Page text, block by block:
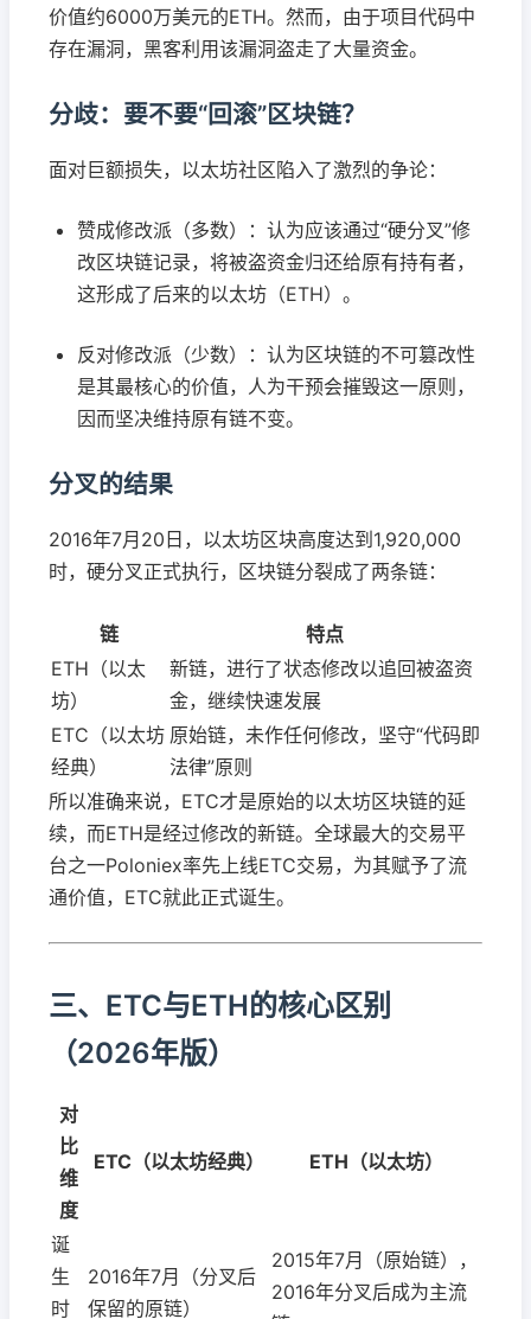
价值约6000万美元的ETH。然而，由于项目代码中
存在漏洞，黑客利用该漏洞盗走了大量资金。
分歧：要不要“回滚”区块链？
面对巨额损失，以太坊社区陷入了激烈的争论：
赞成修改派（多数）：认为应该通过“硬分叉”修
改区块链记录，将被盗资金归还给原有持有者，
这形成了后来的以太坊（ETH）。
反对修改派（少数）：认为区块链的不可篡改性
是其最核心的价值，人为干预会摧毁这一原则，
因而坚决维持原有链不变。
分叉的结果
2016年7月20日，以太坊区块高度达到1,920,000
时，硬分叉正式执行，区块链分裂成了两条链：
链
特点
ETH（以太
坊）
新链，进行了状态修改以追回被盗资
金，继续快速发展
ETC（以太坊
经典）
原始链，未作任何修改，坚守“代码即
法律”原则
所以准确来说，ETC才是原始的以太坊区块链的延
续，而ETH是经过修改的新链。全球最大的交易平
台之一Poloniex率先上线ETC交易，为其赋予了流
通价值，ETC就此正式诞生。
三、ETC与ETH的核心区别
（2026年版）
对
比
维
度
ETC（以太坊经典） ETH（以太坊）
诞
生
时
2016年7月（分叉后
保留的原链）
2015年7月（原始链），
2016年分叉后成为主流